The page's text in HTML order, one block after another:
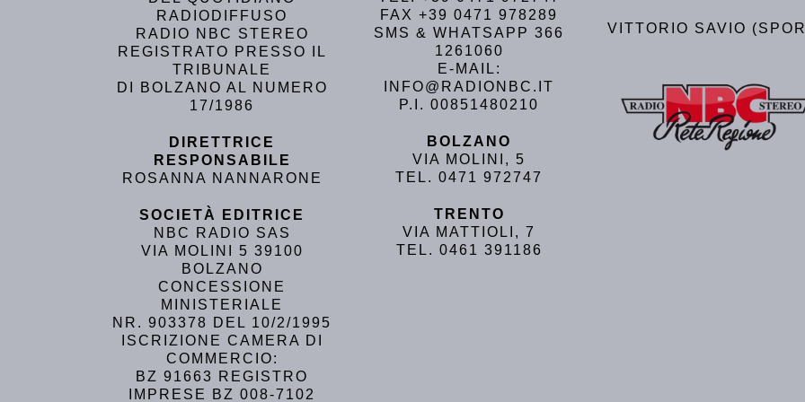
RADIODIFFUSO
RADIO NBC STEREO
REGISTRATO PRESSO IL
TRIBUNALE
DI BOLZANO AL NUMERO
17/1986
DIRETTRICE
RESPONSABILE
ROSANNA NANNARONE
SOCIETÀ EDITRICE
NBC RADIO SAS
VIA MOLINI 5 39100
BOLZANO
CONCESSIONE
MINISTERIALE
NR. 903378 DEL 10/2/1995
ISCRIZIONE CAMERA DI
COMMERCIO:
BZ 91663 REGISTRO
IMPRESE BZ 008-7102
FAX +39 0471 978289
SMS & WHATSAPP 366
1261060
E-MAIL:
INFO@RADIONBC.IT
P.I. 00851480210
BOLZANO
VIA MOLINI, 5
TEL. 0471 972747
TRENTO
VIA MATTIOLI, 7
TEL. 0461 391186
VITTORIO SAVIO